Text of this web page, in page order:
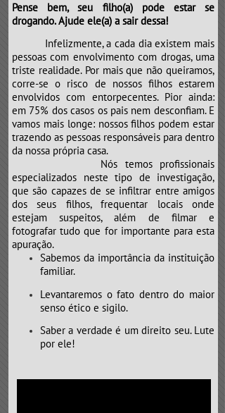
Pense bem, seu filho(a) pode estar se
drogando. Ajude ele(a) a sair dessa!
​​​​​​​Infelizmente, a cada dia existem mais
pessoas com envolvimento com drogas, uma
triste realidade. Por mais que não queiramos,
corre-se o risco de nossos filhos estarem
envolvidos com entorpecentes. Pior ainda:
em 75% dos casos os pais nem desconfiam. E
vamos mais longe: nossos filhos podem estar
trazendo as pessoas responsáveis para dentro
da nossa própria casa.
Nós temos profissionais
especializados neste tipo de investigação,
que são capazes de se infiltrar entre amigos
dos seus filhos, frequentar locais onde
estejam suspeitos, além de filmar e
fotografar tudo que for importante para esta
apuração.
Sabemos da importância da instituição
familiar.
Levantaremos o fato dentro do maior
senso ético e sigilo.
Saber a verdade é um direito seu. Lute
por ele!